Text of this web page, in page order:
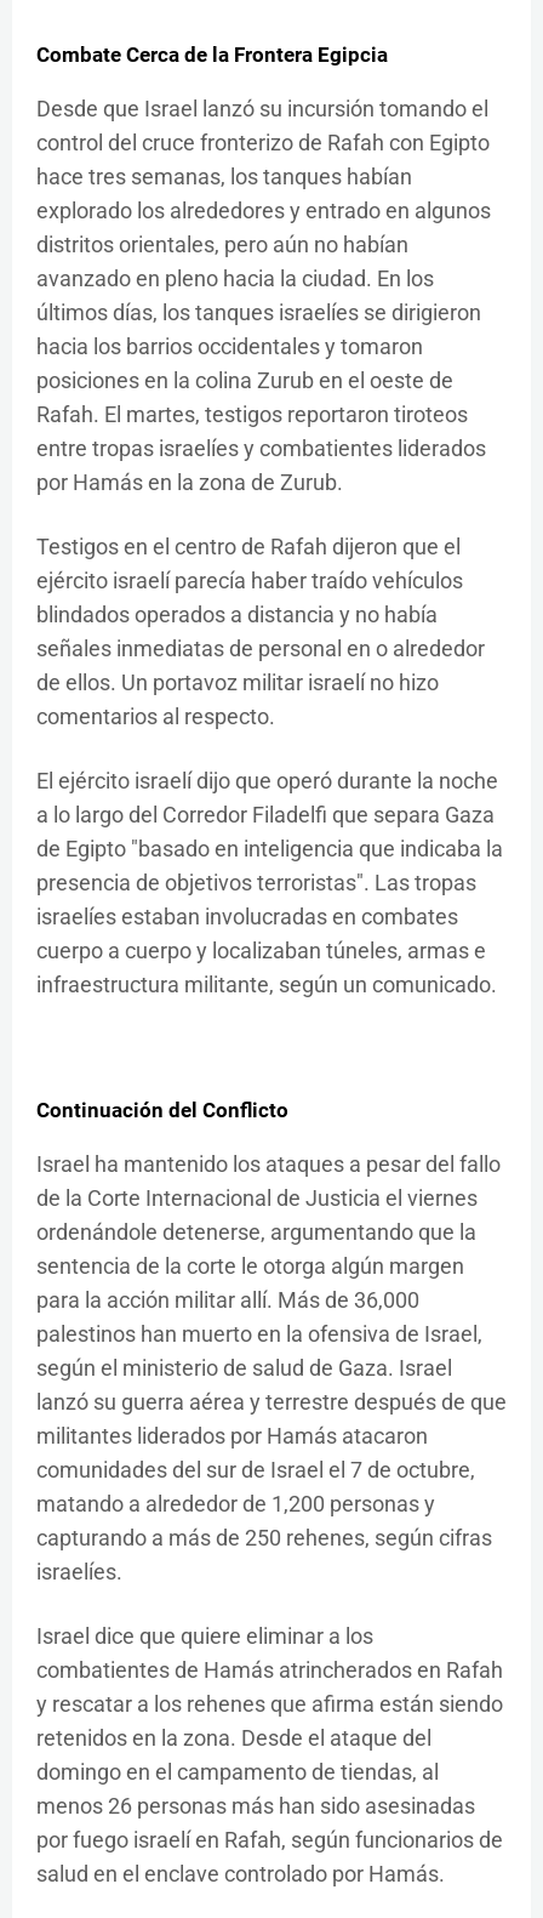
Combate Cerca de la Frontera Egipcia
Desde que Israel lanzó su incursión tomando el
control del cruce fronterizo de Rafah con Egipto
hace tres semanas, los tanques habían
explorado los alrededores y entrado en algunos
distritos orientales, pero aún no habían
avanzado en pleno hacia la ciudad. En los
últimos días, los tanques israelíes se dirigieron
hacia los barrios occidentales y tomaron
posiciones en la colina Zurub en el oeste de
Rafah. El martes, testigos reportaron tiroteos
entre tropas israelíes y combatientes liderados
por Hamás en la zona de Zurub.
Testigos en el centro de Rafah dijeron que el
ejército israelí parecía haber traído vehículos
blindados operados a distancia y no había
señales inmediatas de personal en o alrededor
de ellos. Un portavoz militar israelí no hizo
comentarios al respecto.
El ejército israelí dijo que operó durante la noche
a lo largo del Corredor Filadelfi que separa Gaza
de Egipto "basado en inteligencia que indicaba la
presencia de objetivos terroristas". Las tropas
israelíes estaban involucradas en combates
cuerpo a cuerpo y localizaban túneles, armas e
infraestructura militante, según un comunicado.
Continuación del Conflicto
Israel ha mantenido los ataques a pesar del fallo
de la Corte Internacional de Justicia el viernes
ordenándole detenerse, argumentando que la
sentencia de la corte le otorga algún margen
para la acción militar allí. Más de 36,000
palestinos han muerto en la ofensiva de Israel,
según el ministerio de salud de Gaza. Israel
lanzó su guerra aérea y terrestre después de que
militantes liderados por Hamás atacaron
comunidades del sur de Israel el 7 de octubre,
matando a alrededor de 1,200 personas y
capturando a más de 250 rehenes, según cifras
israelíes.
Israel dice que quiere eliminar a los
combatientes de Hamás atrincherados en Rafah
y rescatar a los rehenes que afirma están siendo
retenidos en la zona. Desde el ataque del
domingo en el campamento de tiendas, al
menos 26 personas más han sido asesinadas
por fuego israelí en Rafah, según funcionarios de
salud en el enclave controlado por Hamás.